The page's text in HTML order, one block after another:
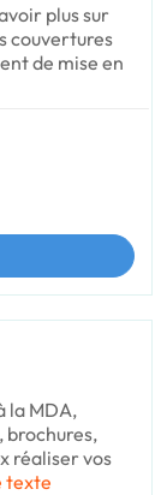
plus sur
couvertures
de mise en
la MDA,
brochures,
réaliser vos
texte